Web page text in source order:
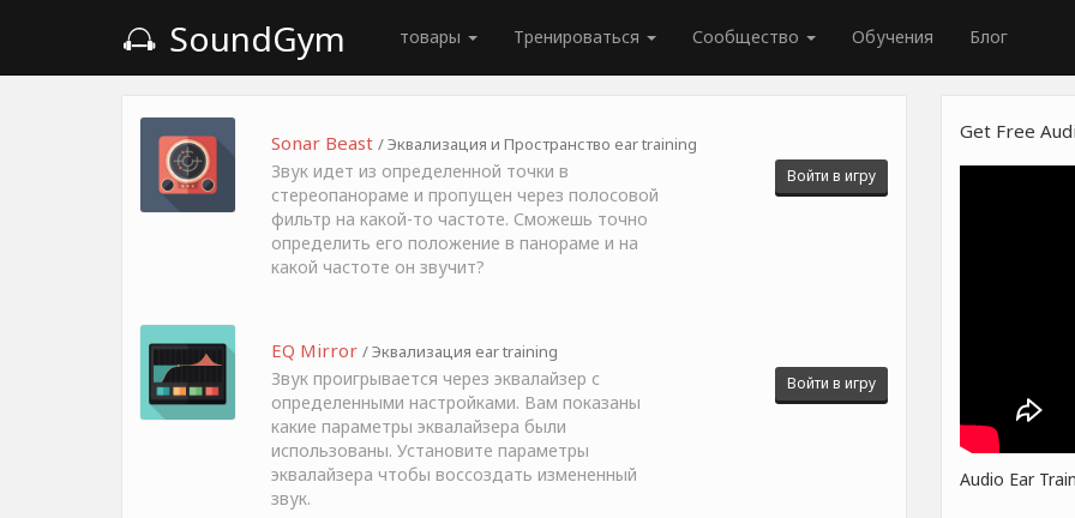
SoundGym товары Тренироваться Сообщество Обучения Блог
Sonar Beast / Эквализация и Пространство ear training
Звук идет из определенной точки в
стереопанораме и пропущен через полосовой
фильтр на какой-то частоте. Сможешь точно
определить его положение в панораме и на
какой частоте он звучит?
Войти в игру
EQ Mirror / Эквализация ear training
Звук проигрывается через эквалайзер с
определенными настройками. Вам показаны
какие параметры эквалайзера были
использованы. Установите параметры
эквалайзера чтобы воссоздать измененный
звук.
Войти в игру
Get Free
Audio Ear